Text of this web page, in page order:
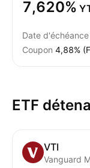
7,620%
Date d'échéance
Coupon 4,88%
ETF
VTI